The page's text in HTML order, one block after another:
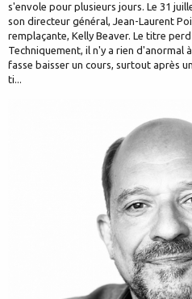
s'envole pour plusieurs jours. Le 31
son directeur général, Jean-Laurent
remplaçante, Kelly Beaver. Le titre
Techniquement, il n'y a rien d'anormal
fasse baisser un cours, surtout après
ti...